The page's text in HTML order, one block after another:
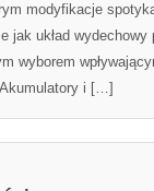
modyfikacje
jak układ
wyborem
i […]